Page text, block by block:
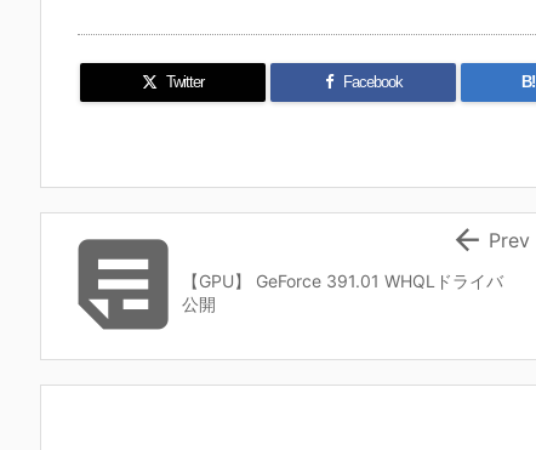
Twitter Facebook B!
 【GPU】 GeForce 391.01 WHQLドライバ
公開
 Prev